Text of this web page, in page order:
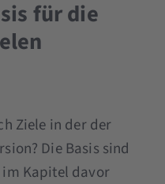
für die
Ziele in der der
Die Basis sind
Kapitel davor